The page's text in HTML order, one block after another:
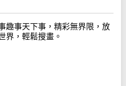
趣事天下事，精彩無界限，放
界，輕鬆搜畫。